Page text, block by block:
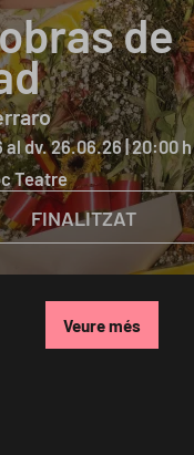
FINALITZAT
de
al dv. 26.06.26|20:00 h
Teatre
Veure més